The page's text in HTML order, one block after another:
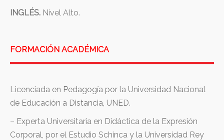
INGLÉS. Nivel Alto.
FORMACIÓN ACADÉMICA
Licenciada en Pedagogía por la Universidad Nacional
de Educación a Distancia, UNED.
– Experta Universitaria en Didáctica de la Expresión
Corporal, por el Estudio Schinca y la Universidad Rey